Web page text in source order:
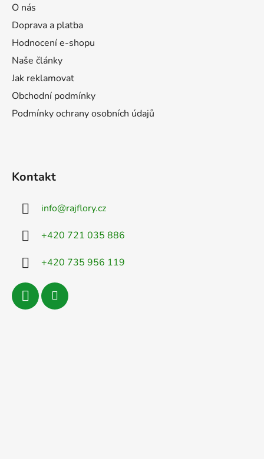
O nás
Doprava a platba
Hodnocení e-shopu
Naše články
Jak reklamovat
Obchodní podmínky
Podmínky ochrany osobních údajů
Kontakt
info@rajflory.cz
+420 721 035 886
+420 735 956 119